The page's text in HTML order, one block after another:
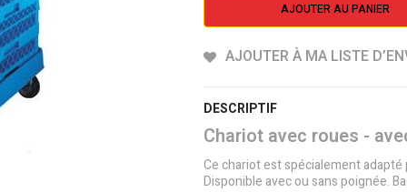
AJOUTER AU PANIER
AJOUTER À MA LISTE
DESCRIPTIF
Chariot avec roues -
Ce chariot est spécialement
Disponible avec ou sans poignée.